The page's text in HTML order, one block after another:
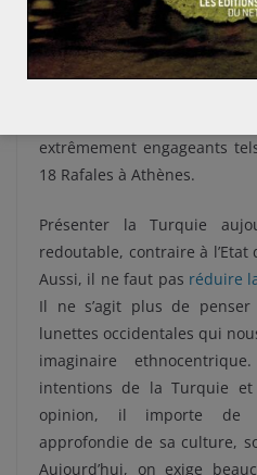
France fait front. A
violence gréco-turque, la
avoir soutenu l’ennemi de la
extrêmement engageants
18 Rafales à Athènes.
Présenter la Turquie
redoutable, contraire à
Aussi, il ne faut pas réduire
Il ne s’agit plus de
lunettes occidentales qui
imaginaire
intentions de la Turquie
opinion, il importe de
approfondie de sa culture,
Aujourd’hui, on exige